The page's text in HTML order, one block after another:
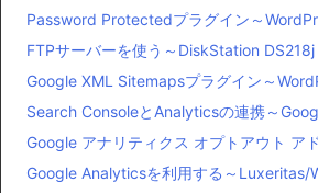
Password Protectedプラグイン～
FTPサーバーを使う～DiskStation DS218j
Google XML Sitemapsプラグイン～
Search ConsoleとAnalyticsの連携～
Google アナリティクス オプトアウト ア
Google Analyticsを利用する～Luxeritas/